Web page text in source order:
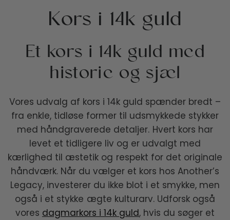
Kors i 14k guld
Et kors i 14k guld med
historie og sjæl
Vores udvalg af kors i 14k guld spænder bredt –
fra enkle, tidløse former til udsmykkede stykker
med håndgraverede detaljer. Hvert kors har
levet et tidligere liv og er udvalgt med
kærlighed til æstetik og respekt for det originale
håndværk. Når du vælger et kors hos Another’s
Legacy, investerer du ikke blot i et smykke, men
også i et stykke ægte kulturarv. Udforsk også
vores dagmarkors i 14k guld, hvis du søger et